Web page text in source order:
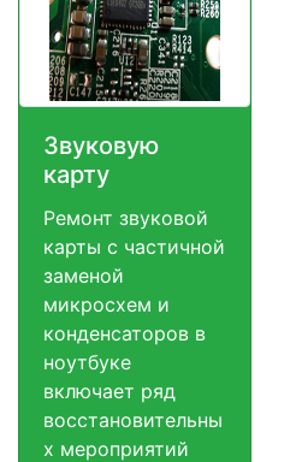
Звуковую
карту
Ремонт звуковой
карты с частичной
заменой
микросхем и
конденсаторов в
ноутбуке
включает ряд
восстановительны
х мероприятий